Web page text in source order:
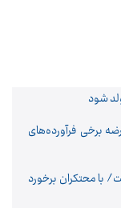
شود
برخی فرآورده‌های
با محتکران برخورد